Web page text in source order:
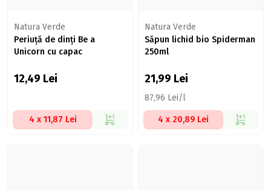
Natura Verde
Periuță de dinți Be a
Unicorn cu capac
12,49 Lei
4 x 11,87 Lei
Natura Verde
Săpun lichid bio Spiderman
250ml
21,99 Lei
87,96 Lei/l
4 x 20,89 Lei